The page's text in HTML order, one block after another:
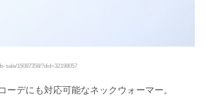
sale/15087358/?did=32198057
ーデにも対応可能なネックウォーマー。